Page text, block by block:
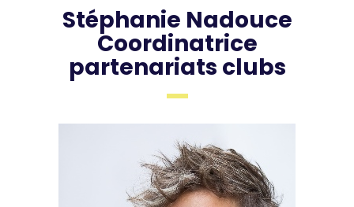
Stéphanie Nadouce
Coordinatrice
partenariats clubs